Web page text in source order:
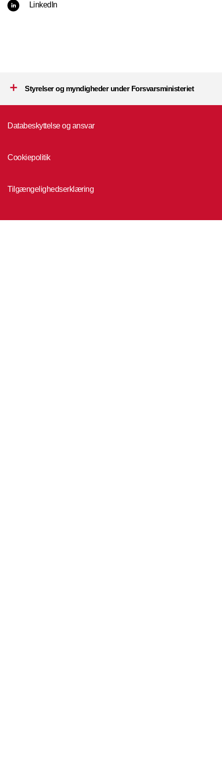
LinkedIn
Styrelser og myndigheder under Forsvarsministeriet
Databeskyttelse og ansvar
Cookiepolitik
Tilgængelighedserklæring